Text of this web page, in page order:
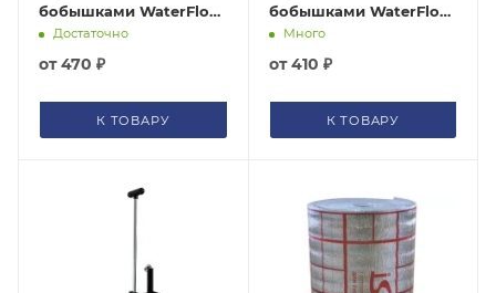
бобышками WaterFloor
S=0,72 м2 с покрытием
Достаточно
от470 ₽
К ТОВАРУ
бобышками WaterFloor
S=0,72 м2 без покрытия
Много
от410 ₽
К ТОВАРУ